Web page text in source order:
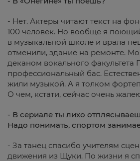
- Нет. Актеры читают текст на
100 человек. Но вообще я
в музыкальной школе и врала
отменили, здание на ремонте.
деканом вокального факультета
профессиональный бас.
жили музыкой. А я толком
О чем, кстати, сейчас очень
- В сериале ты лихо
Надо понимать, спортом
- За танец спасибо учителям
движения из Щуки. По жизни я